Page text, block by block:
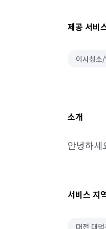
제공 서비
이사청소
소개
안녕하세
서비스 지
대전 대